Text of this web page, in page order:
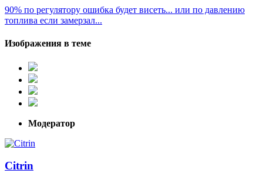
90% по регулятору ошибка будет висеть... или по давлению
топлива если замерзал...
Изображения в теме
Модератор
Citrin